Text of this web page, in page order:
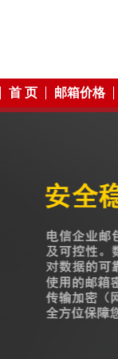
首 页 邮箱价格